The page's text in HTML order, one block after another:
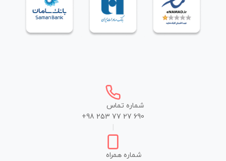
شماره تماس
+98 253 77 27 690
شماره همراه